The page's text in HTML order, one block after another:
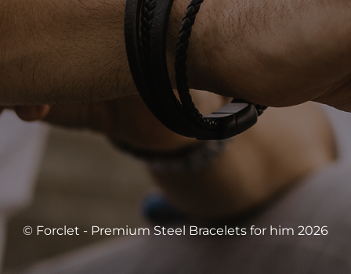
© Forclet - Premium Steel Bracelets for him 2026